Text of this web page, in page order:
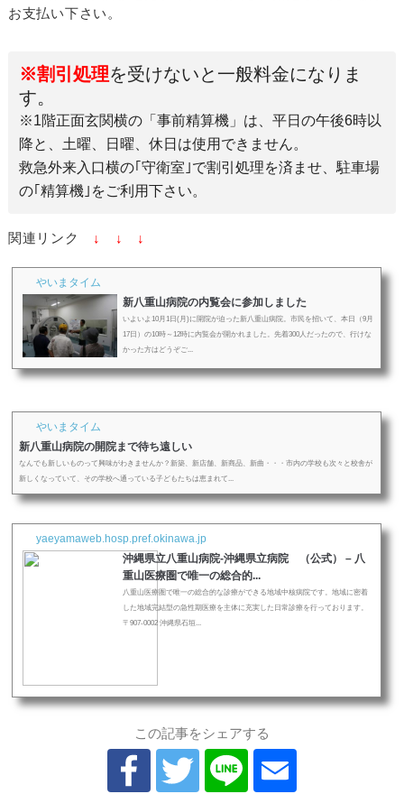
お支払い下さい。
※割引処理を受けないと一般料金になりま
す。
※1階正面玄関横の「事前精算機」は、平日の午後6時以
降と、土曜、日曜、休日は使用できません。
救急外来入口横の｢守衛室｣で割引処理を済ませ、駐車場
の｢精算機｣をご利用下さい。
関連リンク ↓ ↓ ↓
やいまタイム
新八重山病院の内覧会に参加しました
いよいよ10月1日(月)に開院が迫った新八重山病院。市民を招いて、本日（9月
17日）の10時～12時に内覧会が開かれました。先着300人だったので、行けな
かった方はどうぞご...
やいまタイム
新八重山病院の開院まで待ち遠しい
なんでも新しいものって興味がわきませんか？新築、新店舗、新商品、新曲・・・市内の学校も次々と校舎が
新しくなっていて、その学校へ通っている子どもたちは恵まれて...
yaeyamaweb.hosp.pref.okinawa.jp
沖縄県立八重山病院-沖縄県立病院 （公式） – 八
重山医療圏で唯一の総合的...
八重山医療圏で唯一の総合的な診療ができる地域中核病院です。地域に密着
した地域完結型の急性期医療を主体に充実した日常診療を行っております。
〒907-0002 沖縄県石垣...
この記事をシェアする